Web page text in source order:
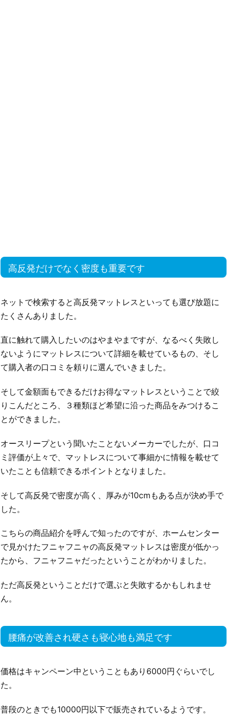
高反発だけでなく密度も重要です
ネットで検索すると高反発マットレスといっても選び放題に
たくさんありました。
直に触れて購入したいのはやまやまですが、なるべく失敗し
ないようにマットレスについて詳細を載せているもの、そし
て購入者の口コミを頼りに選んでいきました。
そして金額面もできるだけお得なマットレスということで絞
りこんだところ、３種類ほど希望に沿った商品をみつけるこ
とができました。
オースリープという聞いたことないメーカーでしたが、口コ
ミ評価が上々で、マットレスについて事細かに情報を載せて
いたことも信頼できるポイントとなりました。
そして高反発で密度が高く、厚みが10cmもある点が決め手で
した。
こちらの商品紹介を呼んで知ったのですが、ホームセンター
で見かけたフニャフニャの高反発マットレスは密度が低かっ
たから、フニャフニャだったということがわかりました。
ただ高反発ということだけで選ぶと失敗するかもしれませ
ん。
腰痛が改善され硬さも寝心地も満足です
価格はキャンペーン中ということもあり6000円ぐらいでし
た。
普段のときでも10000円以下で販売されているようです。